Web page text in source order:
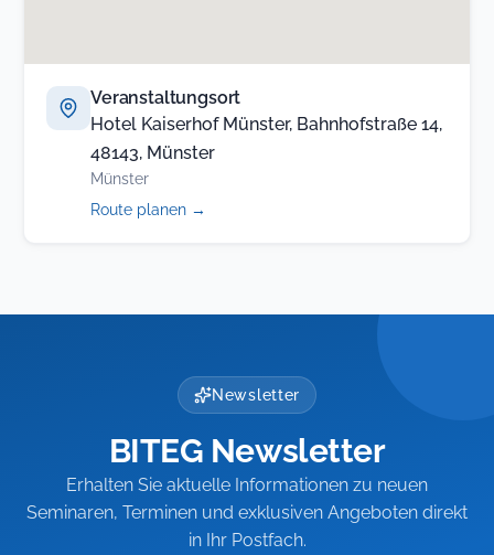
Veranstaltungsort
Hotel Kaiserhof Münster, Bahnhofstraße 14,
48143, Münster
Münster
Route planen →
Newsletter
BITEG Newsletter
Erhalten Sie aktuelle Informationen zu neuen
Seminaren, Terminen und exklusiven Angeboten direkt
in Ihr Postfach.